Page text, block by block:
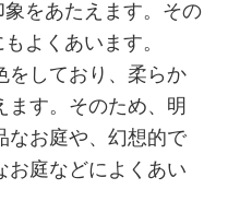
をあたえます。その
よくあいます。
をしており、柔らか
ます。そのため、明
なお庭や、幻想的で
お庭などによくあい